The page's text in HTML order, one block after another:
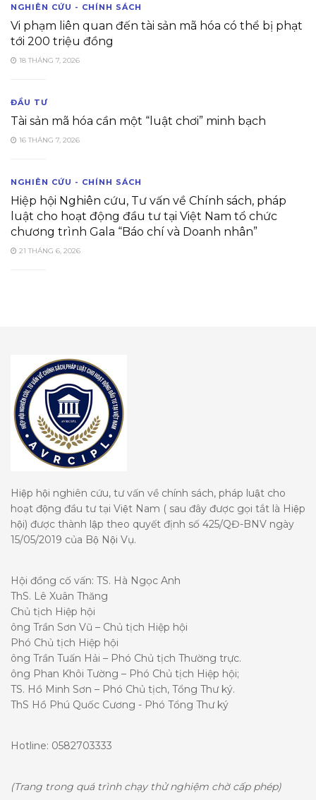
NGHIÊN CỨU - CHÍNH SÁCH
Vi phạm liên quan đến tài sản mã hóa có thể bị phạt
tới 200 triệu đồng
18 THÁNG 7, 2026
ĐẦU TƯ
Tài sản mã hóa cần một “luật chơi” minh bạch
16 THÁNG 7, 2026
NGHIÊN CỨU - CHÍNH SÁCH
Hiệp hội Nghiên cứu, Tư vấn về Chính sách, pháp
luật cho hoạt động đầu tư tại Việt Nam tổ chức
chương trình Gala “Báo chí và Doanh nhân”
21 THÁNG 6, 2026
Hiệp hội nghiên cứu, tư vấn về chính sách, pháp luật cho
hoạt động đầu tư tại Việt Nam ( sau đây được gọi tắt là Hiệp
hội) được thành lập theo quyết định số 425/QĐ-BNV ngày
15/05/2019 của Bộ Nội Vụ.
Hội đồng cố vấn: TS. Hà Ngọc Anh
ThS. Lê Xuân Thăng
Chủ tịch Hiệp hội
ông Trần Sơn Vũ – Chủ tịch Hiệp hội
Phó Chủ tịch Hiệp hội
ông Trần Tuấn Hải – Phó Chủ tịch Thường trực.
ông Phan Khôi Tường – Phó Chủ tịch Hiệp hội;
TS. Hồ Minh Sơn – Phó Chủ tịch, Tổng Thư ký.
ThS Hồ Phú Quốc Cương - Phó Tổng Thư ký
Hotline: 0582703333
(Trang trong quá trình chạy thử nghiệm chờ cấp phép)